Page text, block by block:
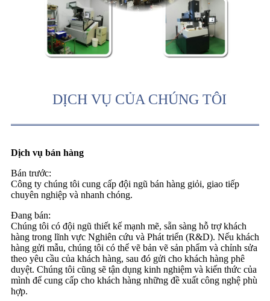
DỊCH VỤ CỦA CHÚNG TÔI
Dịch vụ bán hàng
Bán trước:
Công ty chúng tôi cung cấp đội ngũ bán hàng giỏi, giao tiếp
chuyên nghiệp và nhanh chóng.
Đang bán:
Chúng tôi có đội ngũ thiết kế mạnh mẽ, sẵn sàng hỗ trợ khách
hàng trong lĩnh vực Nghiên cứu và Phát triển (R&D). Nếu khách
hàng gửi mẫu, chúng tôi có thể vẽ bản vẽ sản phẩm và chỉnh sửa
theo yêu cầu của khách hàng, sau đó gửi cho khách hàng phê
duyệt. Chúng tôi cũng sẽ tận dụng kinh nghiệm và kiến ​​thức của
mình để cung cấp cho khách hàng những đề xuất công nghệ phù
hợp.